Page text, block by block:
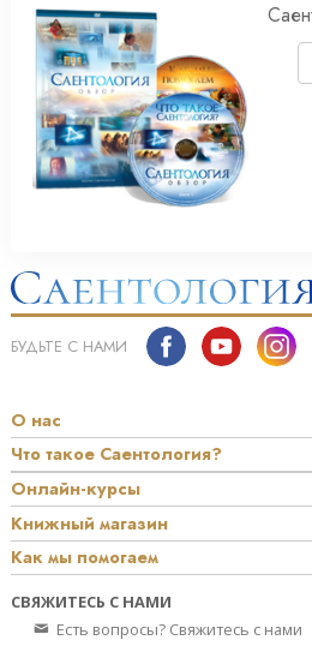
БУДЬТЕ С НАМИ
О нас
Что такое Саентология?
Онлайн-курсы
Книжный магазин
Как мы помогаем
СВЯЖИТЕСЬ С НАМИ
Есть вопросы? Свяжитесь с нами